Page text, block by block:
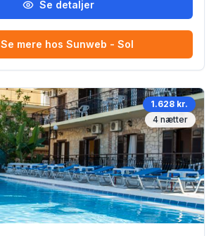
Se detaljer
Se mere hos Sunweb - Sol
1.628 kr.
4 nætter